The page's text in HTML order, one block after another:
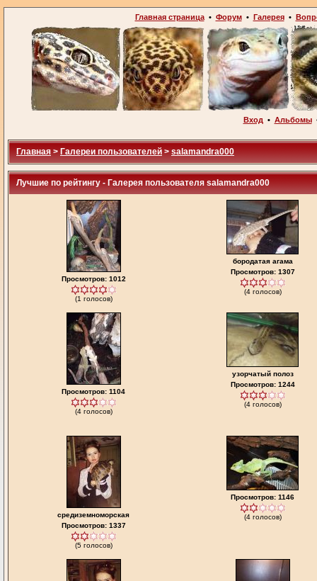
Главная страница• Форум• Галерея•
Вход • Альбомы
Главная > Галереи пользователей > salamandra000
Лучшие по рейтингу - Галерея пользователя salamandra000
Просмотров: 1012
(1 голосов)
бородатая агама
Просмотров: 1307
(4 голосов)
Просмотров: 1104
(4 голосов)
узорчатый полоз
Просмотров: 1244
(4 голосов)
средиземноморская
Просмотров: 1337
(5 голосов)
Просмотров: 1146
(4 голосов)